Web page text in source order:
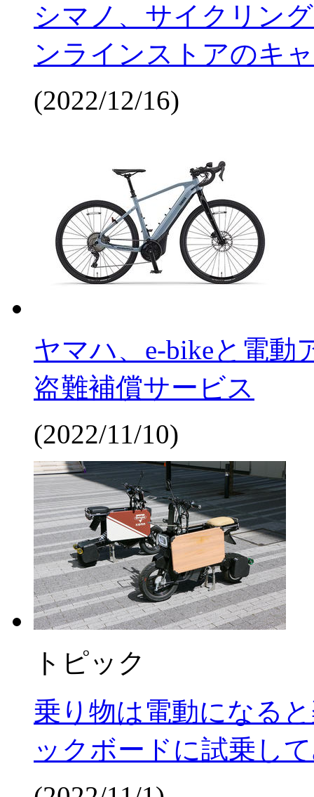
シマノ、サイクリン
ンラインストアのキ
(2022/12/16)
ヤマハ、e-bikeと電動
盗難補償サービス
(2022/11/10)
トピック
乗り物は電動になる
ックボードに試乗し